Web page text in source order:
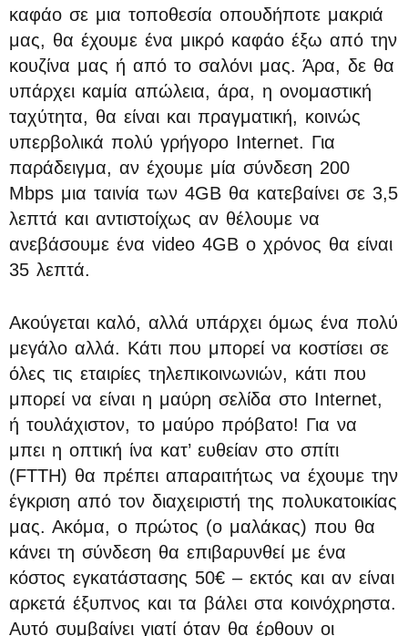
καφάο σε μια τοποθεσία οπουδήποτε μακριά
μας, θα έχουμε ένα μικρό καφάο έξω από την
κουζίνα μας ή από το σαλόνι μας. Άρα, δε θα
υπάρχει καμία απώλεια, άρα, η ονομαστική
ταχύτητα, θα είναι και πραγματική, κοινώς
υπερβολικά πολύ γρήγορο Internet. Για
παράδειγμα, αν έχουμε μία σύνδεση 200
Mbps μια ταινία των 4GB θα κατεβαίνει σε 3,5
λεπτά και αντιστοίχως αν θέλουμε να
ανεβάσουμε ένα video 4GB ο χρόνος θα είναι
35 λεπτά.
Ακούγεται καλό, αλλά υπάρχει όμως ένα πολύ
μεγάλο αλλά. Κάτι που μπορεί να κοστίσει σε
όλες τις εταιρίες τηλεπικοινωνιών, κάτι που
μπορεί να είναι η μαύρη σελίδα στο Internet,
ή τουλάχιστον, το μαύρο πρόβατο! Για να
μπει η οπτική ίνα κατ’ ευθείαν στο σπίτι
(FTTH) θα πρέπει απαραιτήτως να έχουμε την
έγκριση από τον διαχειριστή της πολυκατοικίας
μας. Ακόμα, ο πρώτος (ο μαλάκας) που θα
κάνει τη σύνδεση θα επιβαρυνθεί με ένα
κόστος εγκατάστασης 50€ – εκτός και αν είναι
αρκετά έξυπνος και τα βάλει στα κοινόχρηστα.
Αυτό συμβαίνει γιατί όταν θα έρθουν οι